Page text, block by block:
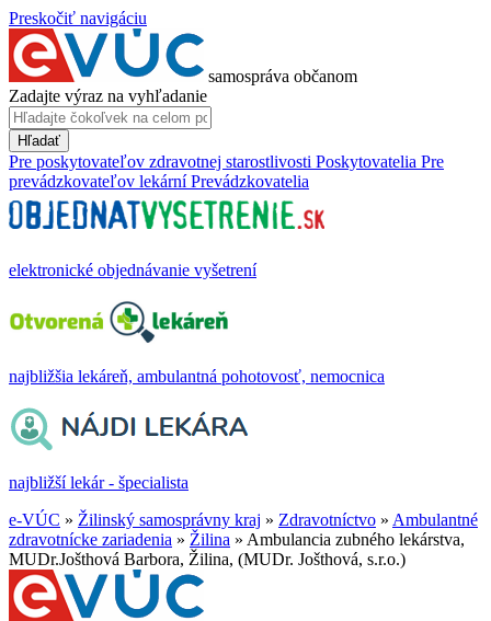
Preskočiť navigáciu
samospráva občanom
Zadajte výraz na vyhľadanie
Hľadať
Pre poskytovateľov zdravotnej starostlivosti Poskytovatelia Pre
prevádzkovateľov lekární Prevádzkovatelia
elektronické objednávanie vyšetrení
najbližšia lekáreň, ambulantná pohotovosť, nemocnica
najbližší lekár - špecialista
e-VÚC » Žilinský samosprávny kraj » Zdravotníctvo » Ambulantné
zdravotnícke zariadenia » Žilina » Ambulancia zubného lekárstva,
MUDr.Jošthová Barbora, Žilina, (MUDr. Jošthová, s.r.o.)